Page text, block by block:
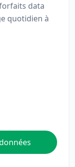
data
quotidien à